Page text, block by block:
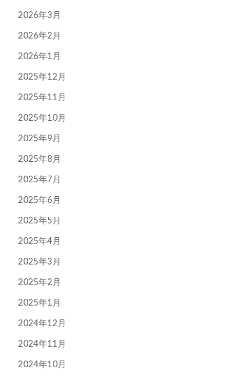
2026年3月
2026年2月
2026年1月
2025年12月
2025年11月
2025年10月
2025年9月
2025年8月
2025年7月
2025年6月
2025年5月
2025年4月
2025年3月
2025年2月
2025年1月
2024年12月
2024年11月
2024年10月